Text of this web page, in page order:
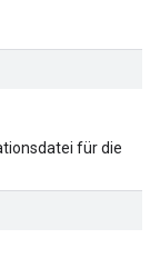
für die